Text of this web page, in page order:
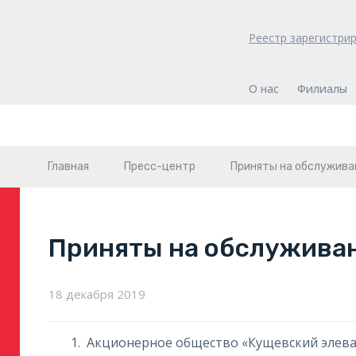
Реестр
О нас Филиалы
Главная Пресс-центр Приняты на
Приняты на
18 декабря 2019
Акционерное общество «Кущевский